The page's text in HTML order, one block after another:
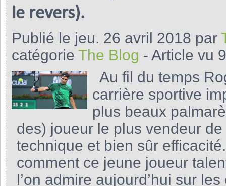
le revers).
Publié le jeu. 26 avril 2018 par
catégorie The Blog - Article vu
Au fil du temps
carrière sportive
plus beaux
des) joueur le plus vendeur
technique et bien sûr
comment ce jeune joueur
l’on admire aujourd’hui sur